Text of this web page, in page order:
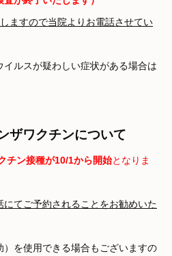
ますので当院よりお電話させてい
ルスが疑わしい症状がある場合は
ザワクチンについて
チン接種が10/1から開始となりま
てご予約されることをお勧めいた
を使用できる場合もございますの